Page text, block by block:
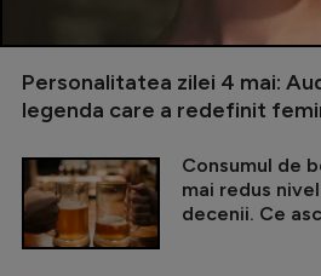
Personalitatea zilei 4 mai:
legenda care a redefinit
Consumul de
mai redus
decenii. Ce